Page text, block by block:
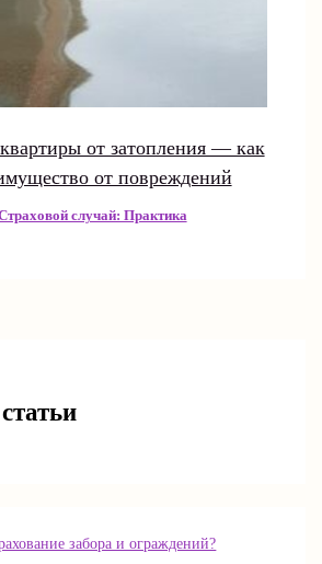
от затопления — как
от повреждений
случай: Практика
забора и ограждений?